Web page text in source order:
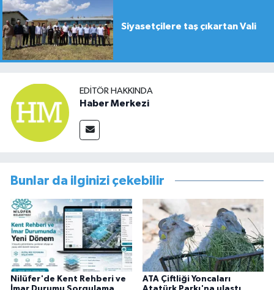
Siyasetçilere taş çıkartan Vali
EDITÖR HAKKINDA
Haber Merkezi
Bunlar da ilginizi çekebilir
Nilüfer'de Kent Rehberi ve
ATA Çiftliği Yoncaları